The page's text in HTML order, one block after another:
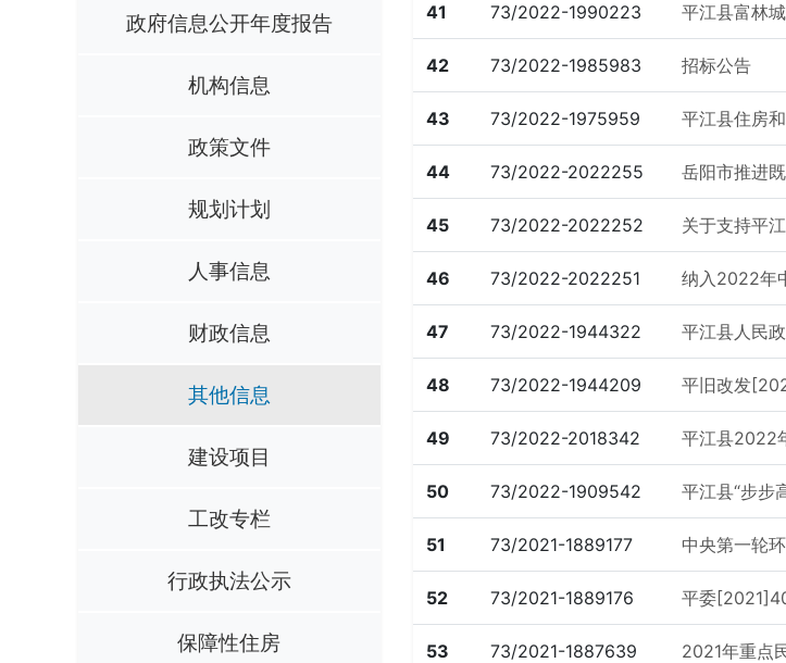
政府信息公开年度报告
机构信息
政策文件
规划计划
人事信息
财政信息
其他信息
建设项目
工改专栏
行政执法公示
保障性住房
41 73/2022-1990223 平江县富林
42 73/2022-1985983 招标公告
43 73/2022-1975959 平江县住房
44 73/2022-2022255 岳阳市推进
45 73/2022-2022252 关于支持平
46 73/2022-2022251 纳入2022年
47 73/2022-1944322 平江县人民
48 73/2022-1944209 平旧改发
49 73/2022-2018342 平江县2022
50 73/2022-1909542 平江县“步步
51 73/2021-1889177 中央第一轮
52 73/2021-1889176 平委
53 73/2021-1887639 2021年重点